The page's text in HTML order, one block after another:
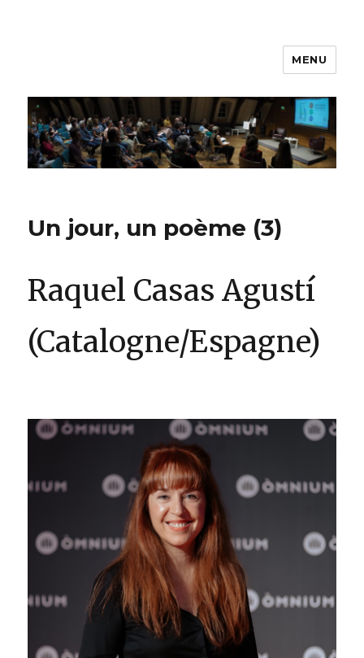
Luxembourg
MENU
Un jour, un poème (3)
Raquel Casas Agustí
(Catalogne/Espagne)